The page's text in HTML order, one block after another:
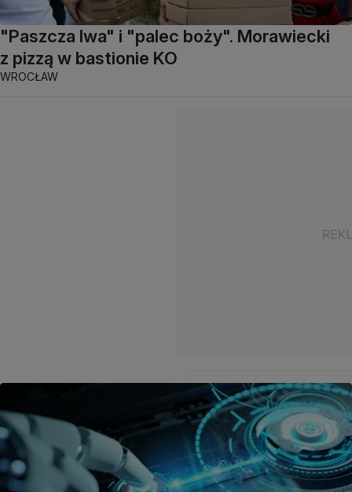
"Paszcza lwa" i "palec boży". Morawiecki
z pizzą w bastionie KO
WROCŁAW